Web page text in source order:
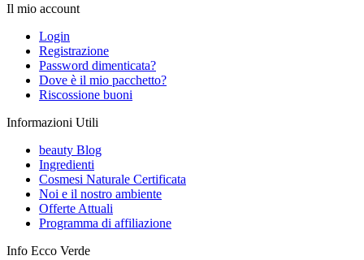
Il mio account
Login
Registrazione
Password dimenticata?
Dove è il mio pacchetto?
Riscossione buoni
Informazioni Utili
beauty Blog
Ingredienti
Cosmesi Naturale Certificata
Noi e il nostro ambiente
Offerte Attuali
Programma di affiliazione
Info Ecco Verde